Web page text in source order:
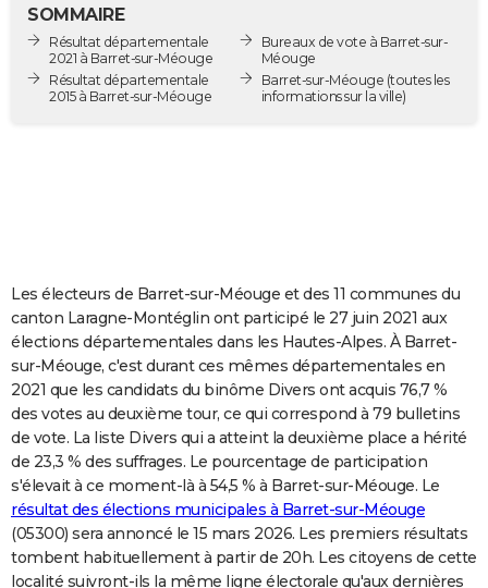
Destinations
City break
Voyage nature
Voyage de noces
Forum
Climat
GUIDES D'ACHAT
COPAINS D'AVANT
Service militaire
Avis de recherche
AVIS DE DÉCÈS
Bricolage
Lifestyle
Culture
Sport
Auto
Television
Voyage
Cinema
SOMMAIRE
Résultat départementale
2021 à Barret-sur-Méouge
Résultat départementale
2015 à Barret-sur-Méouge
Bureaux de vote à Barret-sur-
Méouge
Barret-sur-Méouge (toutes les
informations sur la ville)
Les électeurs de Barret-sur-Méouge et des 11 communes du
canton Laragne-Montéglin ont participé le 27 juin 2021 aux
élections départementales dans les Hautes-Alpes. À Barret-
sur-Méouge, c'est durant ces mêmes départementales en
2021 que les candidats du binôme Divers ont acquis 76,7 %
des votes au deuxième tour, ce qui correspond à 79 bulletins
de vote. La liste Divers qui a atteint la deuxième place a hérité
de 23,3 % des suffrages. Le pourcentage de participation
s'élevait à ce moment-là à 54,5 % à Barret-sur-Méouge. Le
résultat des élections municipales à Barret-sur-Méouge
(05300) sera annoncé le 15 mars 2026. Les premiers résultats
tombent habituellement à partir de 20h. Les citoyens de cette
localité suivront-ils la même ligne électorale qu'aux dernières